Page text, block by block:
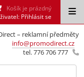
– reklamní předměty
info@promodirect.cz
tel. 776 706 777
Košík je prázdný
Přihlásit se